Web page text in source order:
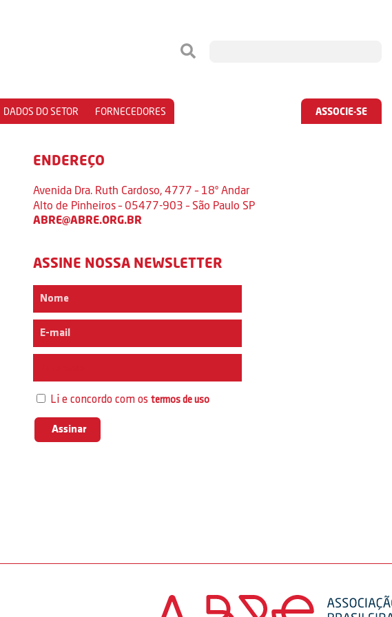
DADOS DO SETOR FORNECEDORES ASSOCIE-SE
ENDEREÇO
Avenida Dra. Ruth Cardoso, 4777 – 18º Andar
Alto de Pinheiros – 05477-903 – São Paulo SP
ABRE@ABRE.ORG.BR
ASSINE NOSSA NEWSLETTER
Li e concordo com ostermos de uso